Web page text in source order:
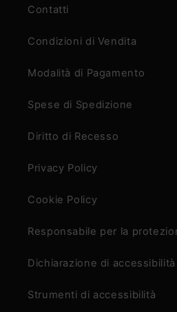
Contatti
Condizioni di Vendita
Modalità di Pagamento
Spese di Spedizione
Diritto di Recesso
Privacy Policy
Cookie Policy
Responsabile per la
Dichiarazione di accessibilità
Strumenti di accessibilità